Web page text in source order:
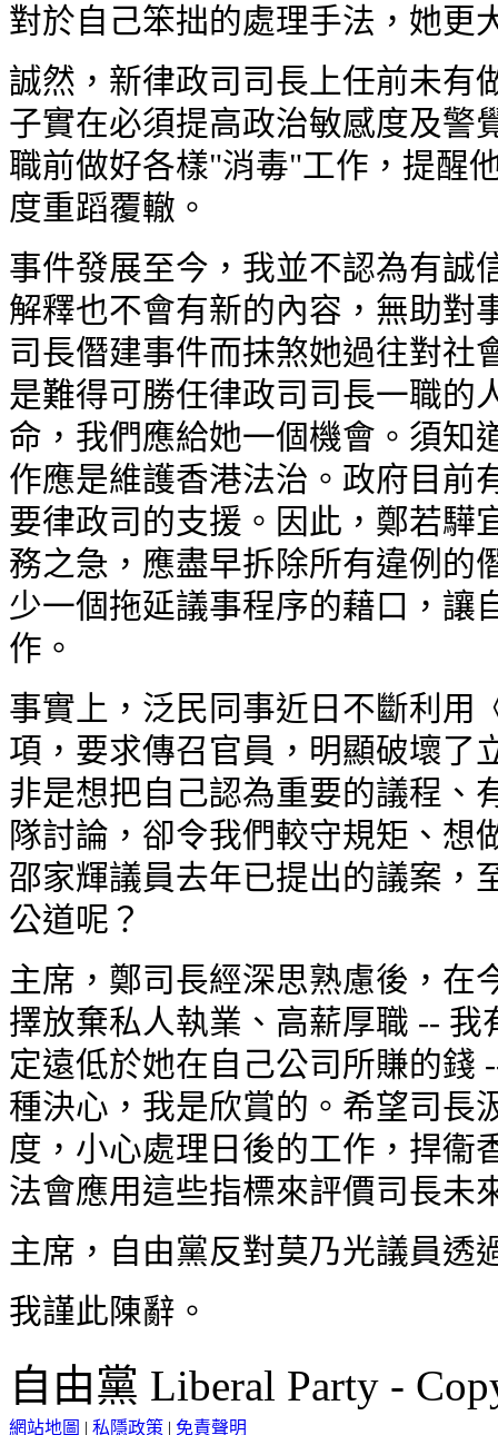
對於自己笨拙的處理手法，她更
誠然，新律政司司長上任前未有
子實在必須提高政治敏感度及警
職前做好各樣"消毒"工作，提醒
度重蹈覆轍。
事件發展至今，我並不認為有誠
解釋也不會有新的內容，無助對
司長僭建事件而抹煞她過往對社
是難得可勝任律政司司長一職的
命，我們應給她一個機會。須知
作應是維護香港法治。政府目前
要律政司的支援。因此，鄭若驊
務之急，應盡早拆除所有違例的
少一個拖延議事程序的藉口，讓
作。
事實上，泛民同事近日不斷利用
項，要求傳召官員，明顯破壞了
非是想把自己認為重要的議程、
隊討論，卻令我們較守規矩、想
邵家輝議員去年已提出的議案，
公道呢？
主席，鄭司長經深思熟慮後，在
擇放棄私人執業、高薪厚職 --
定遠低於她在自己公司所賺的錢
種決心，我是欣賞的。希望司長
度，小心處理日後的工作，捍衞
法會應用這些指標來評價司長未
主席，自由黨反對莫乃光議員透
我謹此陳辭。
自由黨 Liberal Party -
網站地圖 | 私隱政策 | 免責聲明